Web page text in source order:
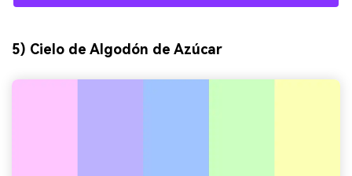
5) Cielo de Algodón de Azúcar